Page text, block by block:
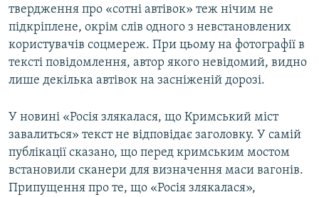
твердження про «сотні автівок» теж нічим не
підкріплене, окрім слів одного з невстановлених
користувачів соцмереж. При цьому на фотографії в
тексті повідомлення, автор якого невідомий, видно
лише декілька автівок на засніженій дорозі.
У новині «Росія злякалася, що Кримський міст
завалиться» текст не відповідає заголовку. У самій
публікації сказано, що перед кримським мостом
встановили сканери для визначення маси вагонів.
Припущення про те, що «Росія злякалася»,